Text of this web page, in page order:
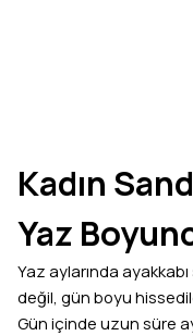
Kadın
Yaz
Yaz aylarında
değil, gün boyu
Gün içinde uzun süre